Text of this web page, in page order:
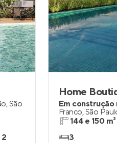
,São
2
Em construção
Franco,São
144 e 150 m²
3